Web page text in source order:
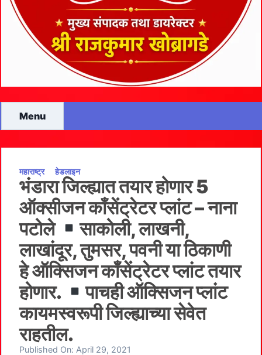
Menu
महाराष्ट्र हेडलाइन
भंडारा जिल्ह्यात तयार होणार 5
ऑक्सीजन काँसेंट्रेटर प्लांट – नाना
पटोले
साकोली, लाखनी,
लाखांदूर, तुमसर, पवनी या ठिकाणी
हे ऑक्सिजन काँसेंट्रेटर प्लांट तयार
होणार.
पाचही ऑक्सिजन प्लांट
कायमस्वरूपी जिल्ह्याच्या सेवेत
राहतील.
Published On: April 29, 2021